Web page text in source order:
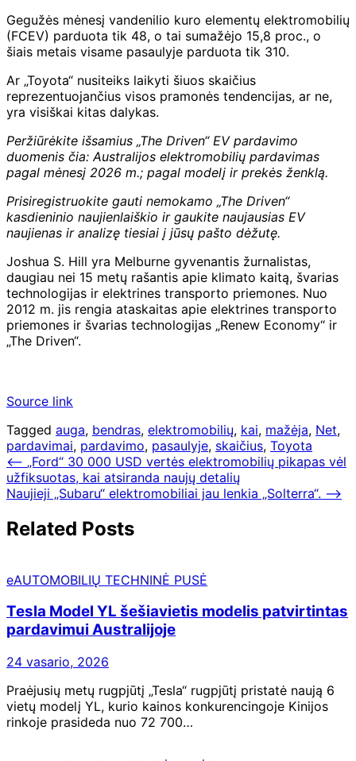
Gegužės mėnesį vandenilio kuro elementų elektromobilių
(FCEV) parduota tik 48, o tai sumažėjo 15,8 proc., o
šiais metais visame pasaulyje parduota tik 310.
Ar „Toyota“ nusiteiks laikyti šiuos skaičius
reprezentuojančius visos pramonės tendencijas, ar ne,
yra visiškai kitas dalykas.
Peržiūrėkite išsamius „The Driven“ EV pardavimo
duomenis čia: Australijos elektromobilių pardavimas
pagal mėnesį 2026 m.; pagal modelį ir prekės ženklą.
Prisiregistruokite gauti nemokamo „The Driven“
kasdieninio naujienlaiškio ir gaukite naujausias EV
naujienas ir analizę tiesiai į jūsų pašto dėžutę.
Joshua S. Hill yra Melburne gyvenantis žurnalistas,
daugiau nei 15 metų rašantis apie klimato kaitą, švarias
technologijas ir elektrines transporto priemones. Nuo
2012 m. jis rengia ataskaitas apie elektrines transporto
priemones ir švarias technologijas „Renew Economy“ ir
„The Driven“.
Source link
Tagged auga, bendras, elektromobilių, kai, mažėja, Net,
pardavimai, pardavimo, pasaulyje, skaičius, Toyota
Navigacija
tarp
⟵ „Ford“ 30 000 USD vertės elektromobilių pikapas vėl
užfiksuotas, kai atsiranda naujų detalių
Naujieji „Subaru“ elektromobiliai jau lenkia „Solterra“. ⟶
Related Posts
eAUTOMOBILIŲ TECHNINĖ PUSĖ
Tesla Model YL šešiavietis modelis patvirtintas
pardavimui Australijoje
24 vasario, 2026
Praėjusių metų rugpjūtį „Tesla“ rugpjūtį pristatė naują 6
vietų modelį YL, kurio kainos konkurencingoje Kinijos
rinkoje prasideda nuo 72 700…